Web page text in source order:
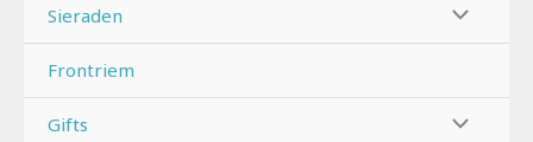
Sieraden
Frontriem
Gifts